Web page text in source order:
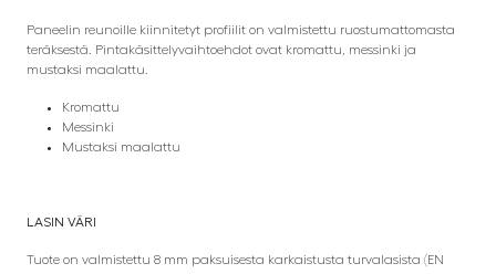
Paneelin reunoille kiinnitetyt profiilit on valmistettu ruostumattomasta
teräksestä. Pintakäsittelyvaihtoehdot ovat kromattu, messinki ja
mustaksi maalattu.
Kromattu
Messinki
Mustaksi maalattu
LASIN VÄRI
Tuote on valmistettu 8 mm paksuisesta karkaistusta turvalasista (EN